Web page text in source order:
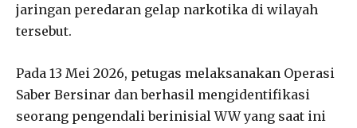
jaringan peredaran gelap narkotika di wilayah
tersebut.
Pada 13 Mei 2026, petugas melaksanakan Operasi
Saber Bersinar dan berhasil mengidentifikasi
seorang pengendali berinisial WW yang saat ini